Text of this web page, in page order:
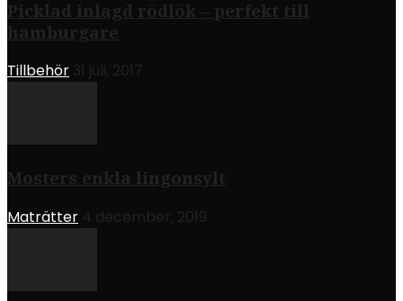
Picklad inlagd rödlök – perfekt till
hamburgare
Tillbehör 31 juli, 2017
Mosters enkla lingonsylt
Maträtter 4 december, 2019